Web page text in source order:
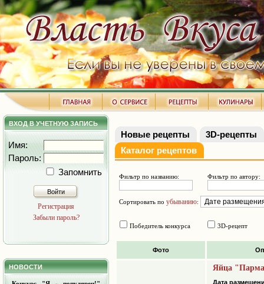
ВХОД В УЧЕТНУЮ ЗАПИСЬ
Имя:
Пароль:
Запомнить
Войти
Регистрация
Забыли пароль?
НОВОСТИ
Новые рецепты
3D-рецепты
Каталог рецептов
Фильтр по названию: Фильтр по автору:
Сортировать по убыванию:
Победитель конкурса 3D-рецепт
Фото
Яйца
Дата